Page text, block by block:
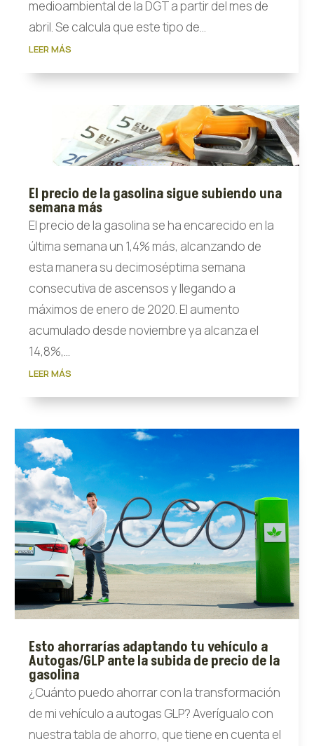
medioambiental de la DGT a partir del mes de
abril. Se calcula que este tipo de...
LEER MÁS
El precio de la gasolina sigue subiendo una
semana más
El precio de la gasolina se ha encarecido en la
última semana un 1,4% más, alcanzando de
esta manera su decimoséptima semana
consecutiva de ascensos y llegando a
máximos de enero de 2020. El aumento
acumulado desde noviembre ya alcanza el
14,8%,...
LEER MÁS
Esto ahorrarías adaptando tu vehículo a
Autogas/GLP ante la subida de precio de la
gasolina
¿Cuánto puedo ahorrar con la transformación
de mi vehículo a autogas GLP? Averígualo con
nuestra tabla de ahorro, que tiene en cuenta el